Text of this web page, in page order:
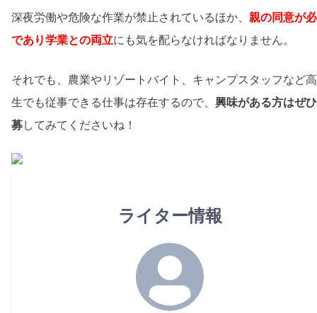
深夜労働や危険な作業が禁止されているほか、 親の同意が
であり学業との両立にも気を配らなければなりません。
それでも、農業やリゾートバイト、キャンプスタッフなど
生でも従事できる仕事は存在するので、 興味がある方はぜ
募してみてくださいね！
ライター情報